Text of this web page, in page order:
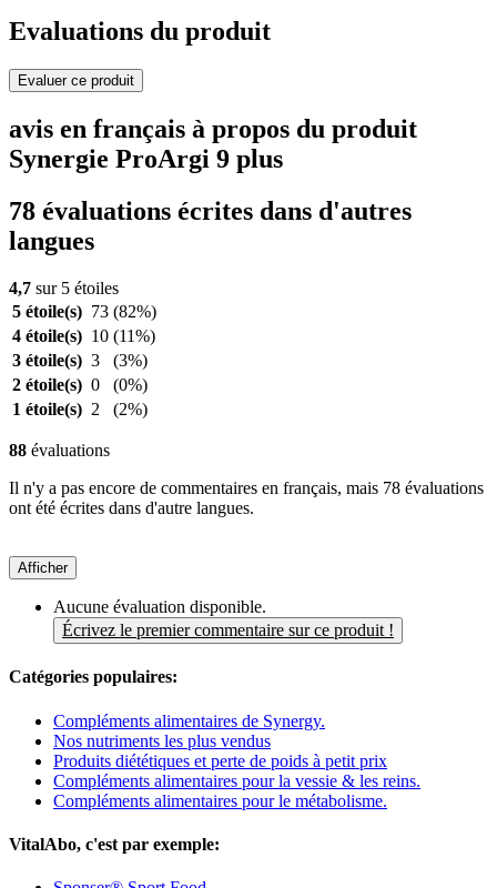
Evaluations du produit
Evaluer ce produit
avis en français à propos du produit
Synergie ProArgi 9 plus
78 évaluations écrites dans d'autres
langues
4,7 sur 5 étoiles
5 étoile(s) 73 (82%)
4 étoile(s) 10 (11%)
3 étoile(s) 3
(3%)
2 étoile(s) 0
(0%)
1 étoile(s) 2 (2%)
88 évaluations
Il n'y a pas encore de commentaires en français, mais 78 évaluations
ont été écrites dans d'autre langues.
Afficher
Aucune évaluation disponible.
Écrivez le premier commentaire sur ce produit !
Catégories populaires:
Compléments alimentaires de Synergy.
Nos nutriments les plus vendus
Produits diététiques et perte de poids à petit prix
Compléments alimentaires pour la vessie & les reins.
Compléments alimentaires pour le métabolisme.
VitalAbo, c'est par exemple: